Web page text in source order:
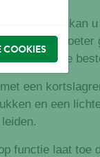
van Flexi kan
trouwe
jou en je
een
en een
functie laat toe
COOKIES